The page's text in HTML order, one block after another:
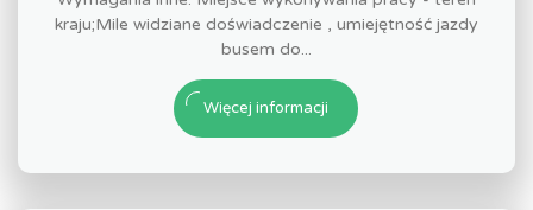
kraju;Mile widziane doświadczenie , umiejętność jazdy
busem do...
Więcej informacji